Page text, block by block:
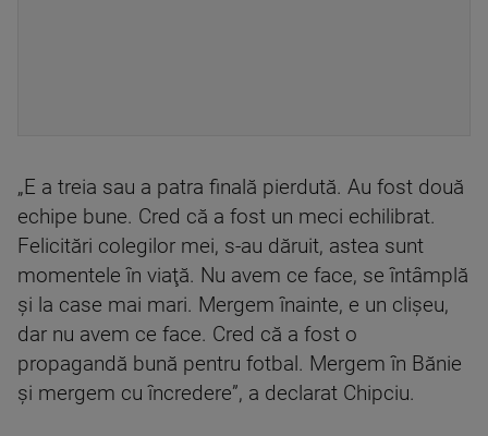
„E a treia sau a patra finală pierdută. Au fost două
echipe bune. Cred că a fost un meci echilibrat.
Felicitări colegilor mei, s-au dăruit, astea sunt
momentele în viaţă. Nu avem ce face, se întâmplă
şi la case mai mari. Mergem înainte, e un clişeu,
dar nu avem ce face. Cred că a fost o
propagandă bună pentru fotbal. Mergem în Bănie
şi mergem cu încredere”, a declarat Chipciu.